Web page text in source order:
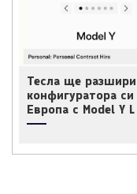
Тесла ще разшири
конфигуратора си
Европа с Model Y L